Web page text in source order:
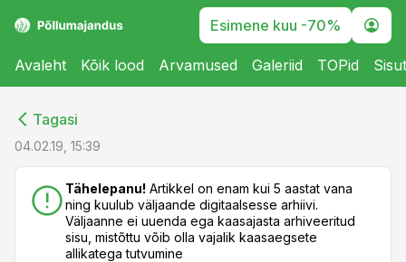
Esimene kuu -70%
Avaleht Kõik lood Arvamused Galeriid TOPid
Tagasi
04.02.19, 15:39
Tähelepanu! Artikkel on enam kui 5 aastat vana
ning kuulub väljaande digitaalsesse arhiivi.
Väljaanne ei uuenda ega kaasajasta arhiveeritud
sisu, mistõttu võib olla vajalik kaasaegsete
allikatega tutvumine